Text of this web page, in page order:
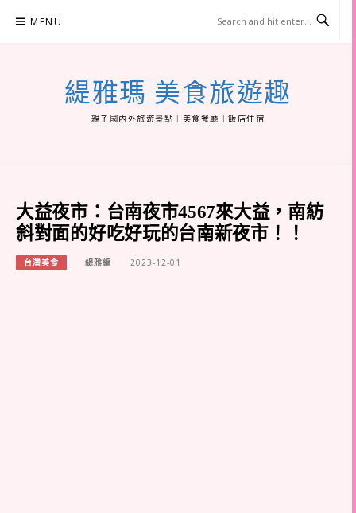
MENU
緹雅瑪 美食旅遊趣
親子國內外旅遊景點｜美食餐廳｜飯店住宿
大益夜市：台南夜市4567來大益，南紡
斜對面的好吃好玩的台南新夜市！！
台灣美食 緹雅編 2023-12-01